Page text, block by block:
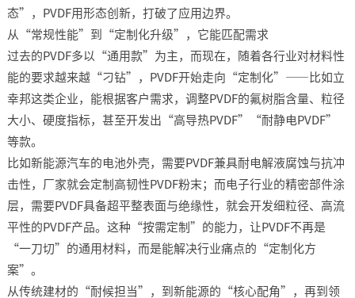
态”，PVDF用形态创新，打破了应用边界。​
从“常规性能”到“定制化升级”，它能匹配需求​
过去的PVDF多以“通用款”为主，而现在，随着各行业对材料性
能的要求越来越“刁钻”，PVDF开始走向“定制化”——比如立
幸邦这类企业，能根据客户需求，调整PVDF的氟树脂含量、粒径
大小、硬度指标，甚至开发出“高导热PVDF”“耐静电PVDF”
等款。​
比如新能源汽车的电池外壳，需要PVDF兼具耐电解液腐蚀与抗冲
击性，厂家就会定制高韧性PVDF粉末；而电子行业的精密部件涂
层，需要PVDF具备超平整表面与绝缘性，就会开发细粒径、高流
平性的PVDF产品。这种“按需定制”的能力，让PVDF不再是
“一刀切”的通用材料，而是能解决行业痛点的“定制化方
案”。​
从传统建材的“耐候担当”，到新能源的“核心配角”，再到领